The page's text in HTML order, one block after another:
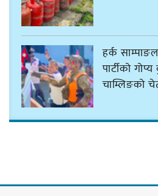
हर्क
पार्टीको
चाम्लिङको